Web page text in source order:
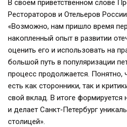
В своем приветственном слове
Рестораторов и Отельеров
«Возможно, нам пришло время
накопленный опыт в развитии
оценить его и использовать на
большой путь в популяризации
процесс продолжается. Понятно,
есть как сторонники, так и
свой вклад. В итоге формируется
и делает Санкт‑Петербург
столицей».